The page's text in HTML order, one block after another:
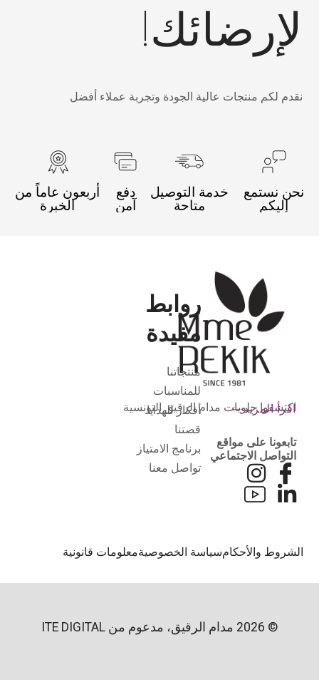
لكم منتجات عالية الجودة وتجربة عملاء أفضل
نستمع
إليكم
خدمة التوصيل
متاحة
دفع
آمن
أربعون عاماً من
الخبرة
اكتشفوا حلويات مدام الرقيق التونسية
اقرأ المزيد
تابعونا على مواقع
التواصل الاجتماعي
روابط
مفيدة
منتجاتنا
للمناسبات
أفكار للهدايا
قصتنا
برنامج الامتياز
تواصل معنا
والأحكامسياسة الخصوصيةمعلومات قانونية
ITE DIGITAL